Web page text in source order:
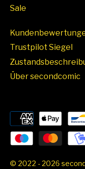
Sale
Trustpilot Siegel
Über secondcomic
© 2022 - 2026